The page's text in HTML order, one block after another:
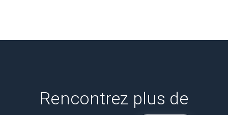
Rencontrez plus de